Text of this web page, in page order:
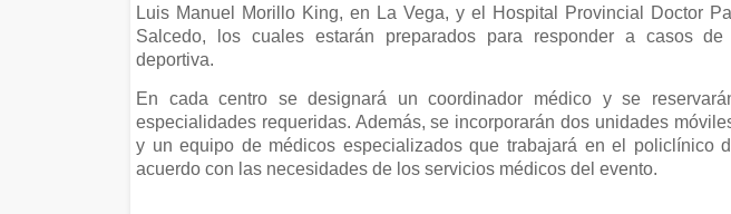
Luis Manuel Morillo King, en La Vega, y el Hospital Provincial Doctor
Salcedo, los cuales estarán preparados para responder a casos de
deportiva.
En cada centro se designará un coordinador médico y se
especialidades requeridas. Además, se incorporarán dos unidades
y un equipo de médicos especializados que trabajará en el policlínico
acuerdo con las necesidades de los servicios médicos del evento.